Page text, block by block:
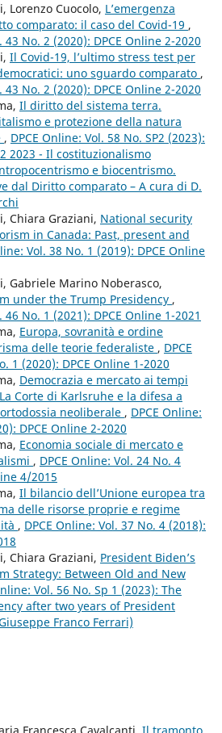
Lorenzo Cuocolo, L’emergenza
comparato: il caso del Covid-19 ,
43 No. 2 (2020): DPCE Online 2-2020
Il Covid-19, l’ultimo stress test per
uno sguardo comparato ,
43 No. 2 (2020): DPCE Online 2-2020
Il diritto del sistema terra.
e protezione della natura
, DPCE Online: Vol. 58 No. SP2 (2023):
2023 - Il costituzionalismo
e biocentrismo.
dal Diritto comparato – A cura di D.
Chiara Graziani, National security
in Canada: Past, present and
Vol. 38 No. 1 (2019): DPCE Online
Gabriele Marino Noberasco,
under the Trump Presidency ,
46 No. 1 (2021): DPCE Online 1-2021
Europa, sovranità e ordine
delle teorie federaliste , DPCE
1 (2020): DPCE Online 1-2020
Democrazia e mercato ai tempi
Corte di Karlsruhe e la difesa a
neoliberale , DPCE Online:
DPCE Online 2-2020
Economia sociale di mercato e
, DPCE Online: Vol. 24 No. 4
4/2015
Il bilancio dell’Unione europea tra
delle risorse proprie e regime
, DPCE Online: Vol. 37 No. 4 (2018):
Chiara Graziani, President Biden’s
Strategy: Between Old and New
Vol. 56 No. Sp 1 (2023): The
after two years of President
Franco Ferrari)